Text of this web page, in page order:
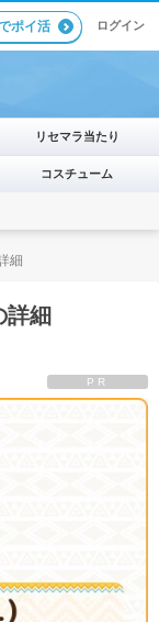
ポイ活 ログイン
リセマラ当たり
コスチューム
細
詳細
PR